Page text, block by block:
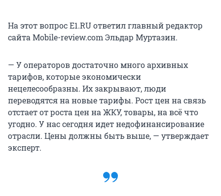
На этот вопрос E1.RU ответил главный редактор
сайта Mobile-review.com Эльдар Муртазин.
— У операторов достаточно много архивных
тарифов, которые экономически
нецелесообразны. Их закрывают, люди
переводятся на новые тарифы. Рост цен на связь
отстает от роста цен на ЖКУ, товары, на всё что
угодно. У нас сегодня идет недофинансирование
отрасли. Цены должны быть выше, — утверждает
эксперт.